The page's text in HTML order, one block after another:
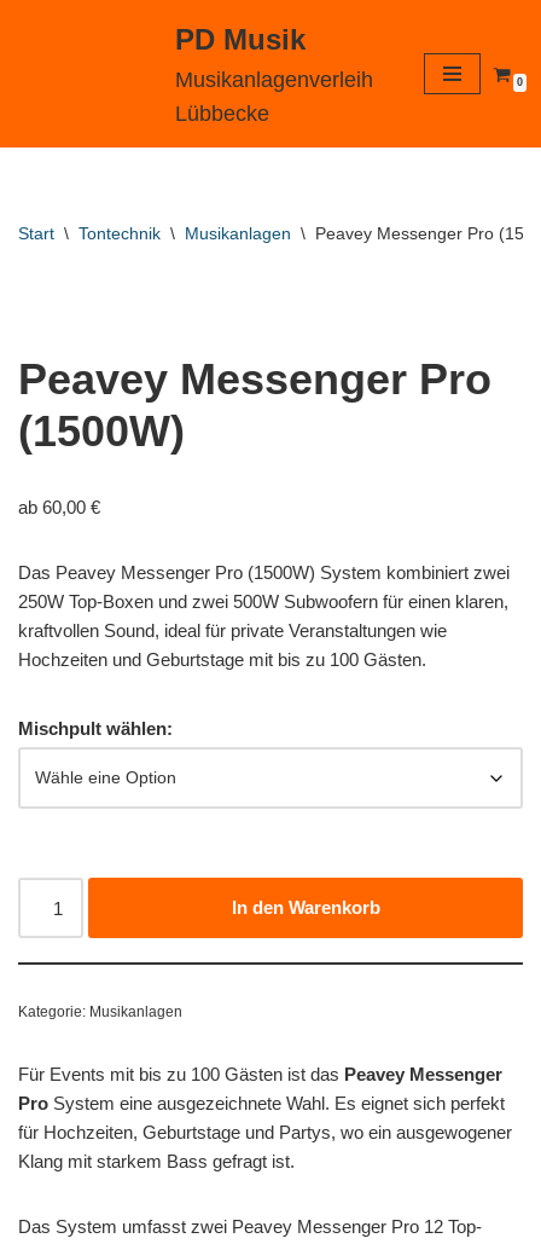
PD Musik
Musikanlagenverleih
Lübbecke
0
Start \ Tontechnik \ Musikanlagen \ Peavey Messenger Pro
Peavey Messenger Pro
(1500W)
ab 60,00 €
Das Peavey Messenger Pro (1500W) System kombiniert zwei
250W Top-Boxen und zwei 500W Subwoofern für einen klaren,
kraftvollen Sound, ideal für private Veranstaltungen wie
Hochzeiten und Geburtstage mit bis zu 100 Gästen.
Mischpult wählen:
In den Warenkorb
Kategorie: Musikanlagen
Für Events mit bis zu 100 Gästen ist das Peavey Messenger
Pro System eine ausgezeichnete Wahl. Es eignet sich perfekt
für Hochzeiten, Geburtstage und Partys, wo ein ausgewogener
Klang mit starkem Bass gefragt ist.
Das System umfasst zwei Peavey Messenger Pro 12 Top-